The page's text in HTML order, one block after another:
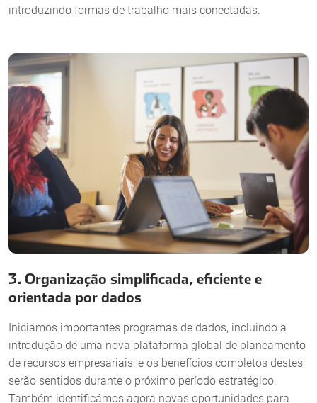
introduzindo formas de trabalho mais conectadas.
3. Organização simplificada, eficiente e
orientada por dados
Iniciámos importantes programas de dados, incluindo a
introdução de uma nova plataforma global de planeamento
de recursos empresariais, e os benefícios completos destes
serão sentidos durante o próximo período estratégico.
Também identificámos agora novas oportunidades para